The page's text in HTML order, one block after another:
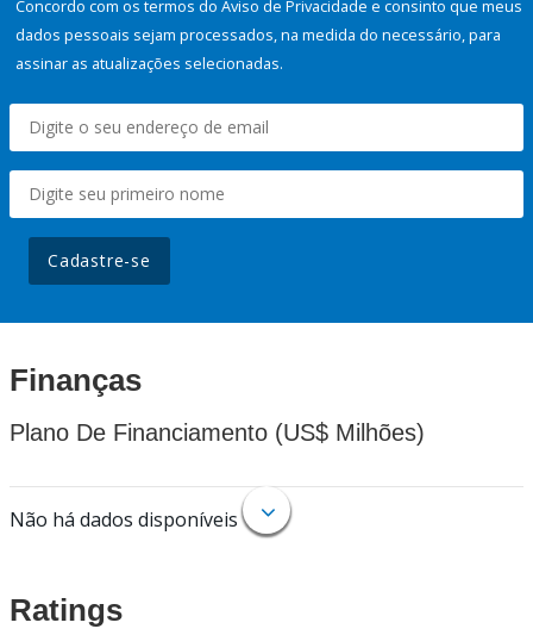
Concordo com os termos do Aviso de Privacidade e consinto que meus
dados pessoais sejam processados, na medida do necessário, para
assinar as atualizações selecionadas.
Cadastre-se
Finanças
Plano De Financiamento (US$ Milhões)
Não há dados disponíveis
Ratings